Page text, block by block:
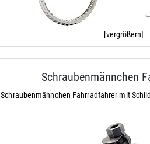
[vergrößern]
Schraubenmännchen
Schraubenmännchen Fahrradfahrer mit